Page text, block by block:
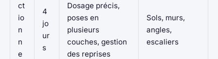
ct
io
n
n
e
4
jo
ur
s
Dosage précis,
poses en
plusieurs
couches, gestion
des reprises
Sols, murs,
angles,
escaliers